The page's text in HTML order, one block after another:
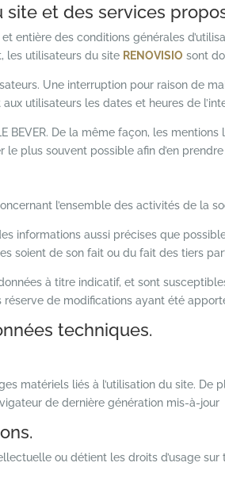
site et des services
entière des conditions générales
les utilisateurs du site RENOVISIO sont
Une interruption pour raison de
utilisateurs les dates et heures de
BEVER. De la même façon, les
le plus souvent possible afin d’en
l’ensemble des activités de la
informations aussi précises que
soient de son fait ou du fait des tiers
à titre indicatif, et sont
réserve de modifications ayant été
techniques.
matériels liés à l’utilisation du site. De
de dernière génération mis-à-jour
ou détient les droits d’usage